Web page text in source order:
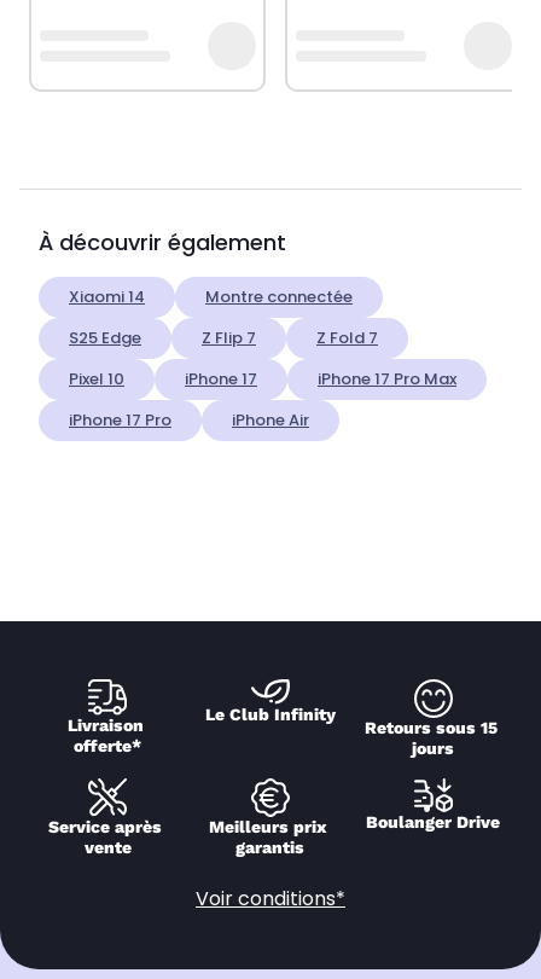
À découvrir également
Xiaomi 14
Montre connectée
S25 Edge
Z Flip 7
Z Fold 7
Pixel 10
iPhone 17
iPhone 17 Pro Max
iPhone 17 Pro
iPhone Air
Livraison
offerte*
Le Club Infinity
Retours sous 15
jours
Service après
vente
Meilleurs prix
garantis
Boulanger Drive
Voir conditions*